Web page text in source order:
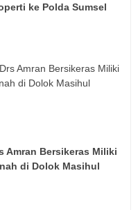
ke Polda Sumsel
Amran Bersikeras Miliki
di Dolok Masihul